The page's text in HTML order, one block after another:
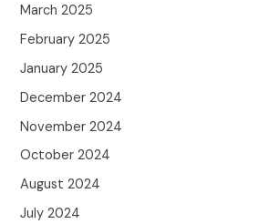
March 2025
February 2025
January 2025
December 2024
November 2024
October 2024
August 2024
July 2024